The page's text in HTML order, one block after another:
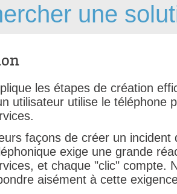
Incident
inter équipe
Journée
KB
Locaux
Loi25 Quebec
M'inscrire au
une
les étapes de création
utilisateur utilise le téléphone
façons de créer un
exige une grande
et chaque "clic" compte.
aisément à cette